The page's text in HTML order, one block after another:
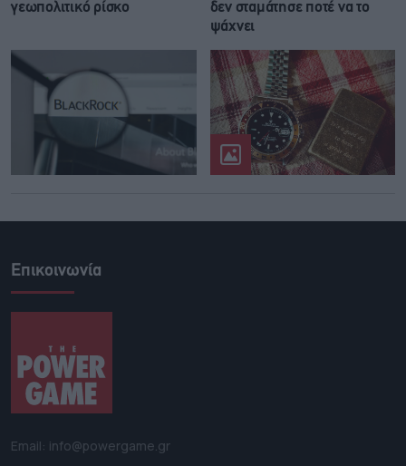
γεωπολιτικό ρίσκο
δεν σταμάτησε ποτέ να το
ψάχνει
Επικοινωνία
Email: info@powergame.gr